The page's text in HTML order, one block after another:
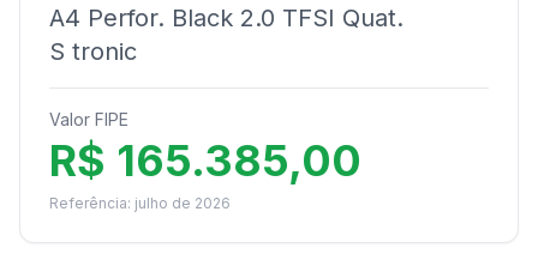
A4 Perfor. Black 2.0 TFSI Quat.
S tronic
Valor FIPE
R$ 165.385,00
Referência: julho de 2026